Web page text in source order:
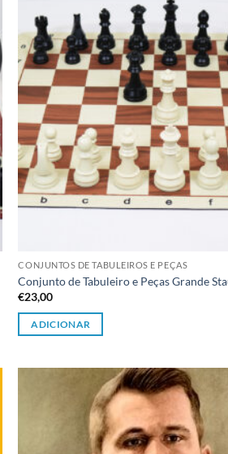
CONJUNTOS DE TABULEIROS E PEÇAS
Conjunto de Tabuleiro e Peças Grande
€23,00
ADICIONAR